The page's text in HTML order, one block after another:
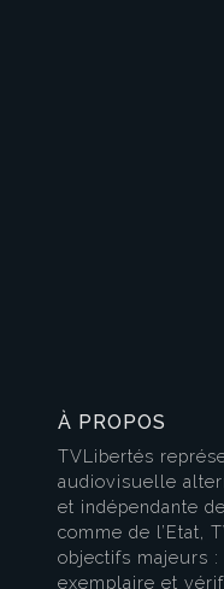
À PROPOS
TVLibertés
audiovisuelle
et indépendante
comme de l’Etat,
objectifs majeurs
exemplaire et